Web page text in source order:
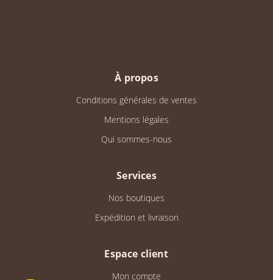
À propos
Conditions générales de ventes
Mentions légales
Qui sommes-nous
Services
Nos boutiques
Expédition et livraison
Espace client
Mon compte